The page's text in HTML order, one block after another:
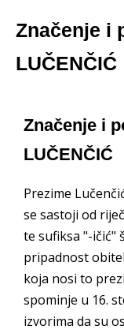
Značenje i
LUČENČIĆ
Značenje i
LUČENČIĆ
Prezime
se sastoji od
te sufiksa "-ičić"
pripadnost
koja nosi to
spominje u 16.
izvorima da su